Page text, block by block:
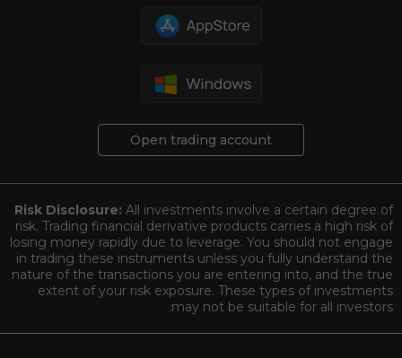
Open trading account
Risk Disclosure: All investments involve a certain degree of
risk. Trading financial derivative products carries a high risk of
losing money rapidly due to leverage. You should not engage
in trading these instruments unless you fully understand the
nature of the transactions you are entering into, and the true
extent of your risk exposure. These types of investments
may not be suitable for all investors.